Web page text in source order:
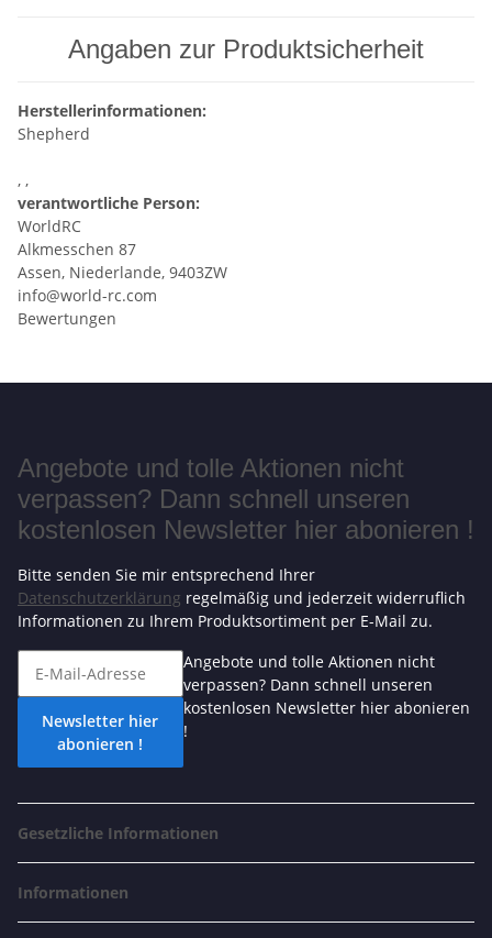
Angaben zur Produktsicherheit
Herstellerinformationen:
Shepherd
, ,
verantwortliche Person:
WorldRC
Alkmesschen 87
Assen, Niederlande, 9403ZW
info@world-rc.com
Bewertungen
Angebote und tolle Aktionen nicht
verpassen? Dann schnell unseren
kostenlosen Newsletter hier abonieren !
Bitte senden Sie mir entsprechend Ihrer
Datenschutzerklärung regelmäßig und jederzeit widerruflich
Informationen zu Ihrem Produktsortiment per E-Mail zu.
Newsletter hier
abonieren !
Angebote und tolle Aktionen nicht
verpassen? Dann schnell unseren
kostenlosen Newsletter hier abonieren
!
Gesetzliche Informationen
Informationen